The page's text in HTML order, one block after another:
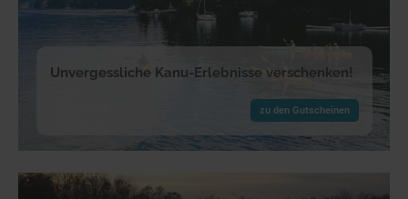
Unvergessliche Kanu-Erlebnisse verschenken!
zu den Gutscheinen